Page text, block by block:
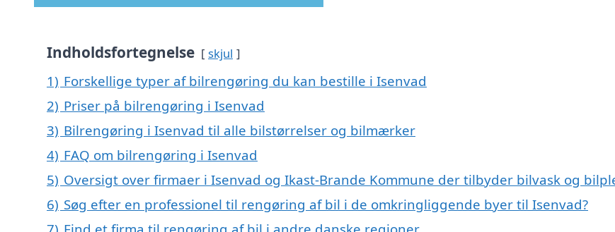
Indholdsfortegnelse skjul
1) Forskellige typer af bilrengøring du kan bestille i Isenvad
2) Priser på bilrengøring i Isenvad
3) Bilrengøring i Isenvad til alle bilstørrelser og bilmærker
4) FAQ om bilrengøring i Isenvad
5) Oversigt over firmaer i Isenvad og Ikast-Brande Kommune der tilbyder bilvask og
6) Søg efter en professionel til rengøring af bil i de omkringliggende byer til Isenvad?